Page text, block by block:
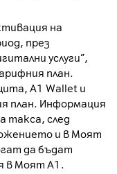
на
през
услуги”,
план.
A1 Wallet и
план. Информация
такса, след
и в Моят
да бъдат
в Моят А1.